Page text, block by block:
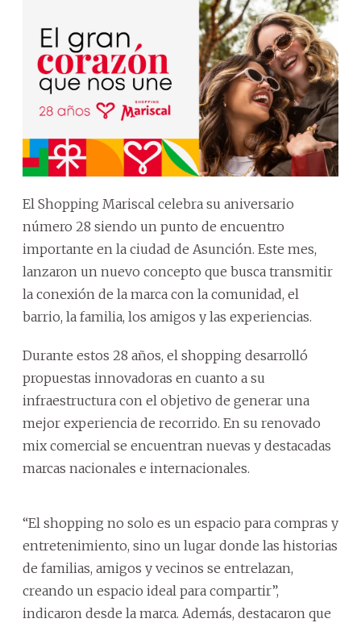
El Shopping Mariscal celebra su aniversario
número 28 siendo un punto de encuentro
importante en la ciudad de Asunción. Este mes,
lanzaron un nuevo concepto que busca transmitir
la conexión de la marca con la comunidad, el
barrio, la familia, los amigos y las experiencias.
Durante estos 28 años, el shopping desarrolló
propuestas innovadoras en cuanto a su
infraestructura con el objetivo de generar una
mejor experiencia de recorrido. En su renovado
mix comercial se encuentran nuevas y destacadas
marcas nacionales e internacionales.
“El shopping no solo es un espacio para compras y
entretenimiento, sino un lugar donde las historias
de familias, amigos y vecinos se entrelazan,
creando un espacio ideal para compartir”,
indicaron desde la marca. Además, destacaron que